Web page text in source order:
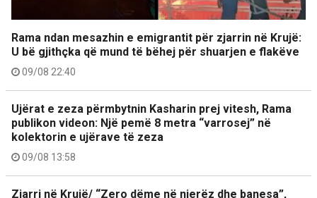
Rama ndan mesazhin e emigrantit për zjarrin në Krujë:
U bë gjithçka që mund të bëhej për shuarjen e flakëve
09/08 22:40
Ujërat e zeza përmbytnin Kasharin prej vitesh, Rama
publikon videon: Një pemë 8 metra “varrosej” në
kolektorin e ujërave të zeza
09/08 13:58
Zjarri në Krujë/ “Zero dëme në njerëz dhe banesa”,